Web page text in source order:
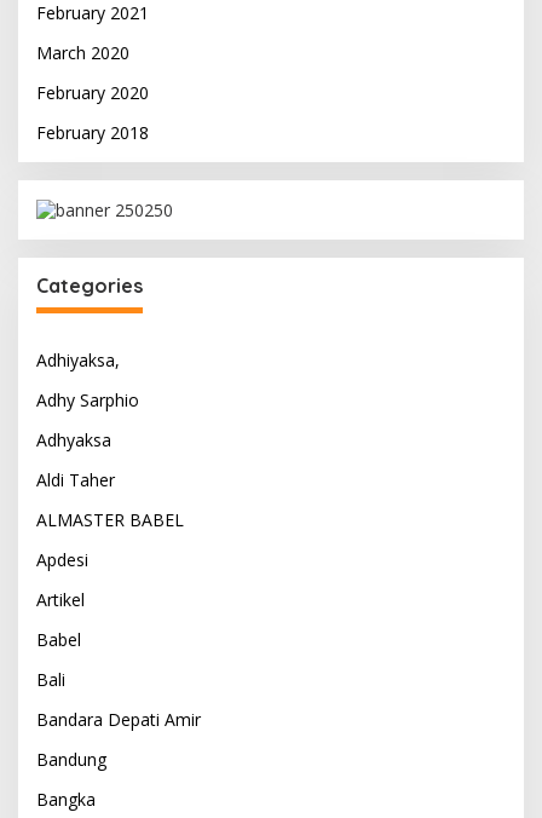
February 2021
March 2020
February 2020
February 2018
Categories
Adhiyaksa,
Adhy Sarphio
Adhyaksa
Aldi Taher
ALMASTER BABEL
Apdesi
Artikel
Babel
Bali
Bandara Depati Amir
Bandung
Bangka